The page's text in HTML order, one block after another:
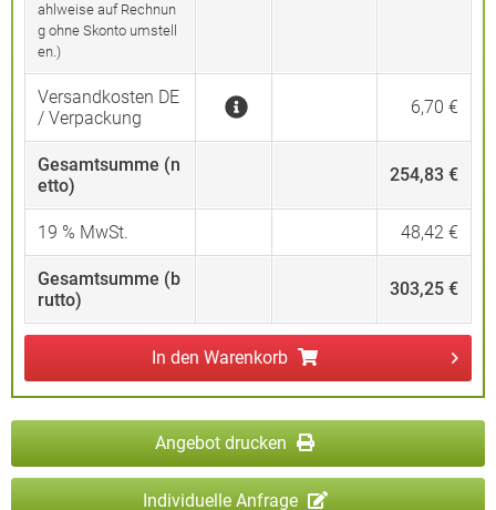
ahlweise auf Rechnun
g ohne Skonto umstell
en.)
Versandkosten DE
/ Verpackung
6,70 €
Gesamtsumme (n
etto)
254,83 €
19 % MwSt. 48,42 €
Gesamtsumme (b
rutto)
303,25 €
In den Warenkorb
Angebot drucken
Individuelle Anfrage